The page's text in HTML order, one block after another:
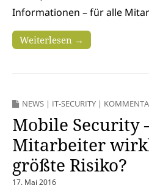
Informationen – für alle
Weiterlesen →
NEWS | IT-SECURITY |
Mobile Security
Mitarbeiter
größte Risiko?
17. Mai 2016